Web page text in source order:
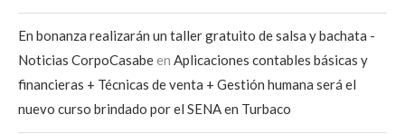
En bonanza realizarán un taller gratuito de salsa y bachata -
Noticias CorpoCasabeen Aplicaciones contables básicas y
financieras + Técnicas de venta + Gestión humana será el
nuevo curso brindado por el SENA en Turbaco